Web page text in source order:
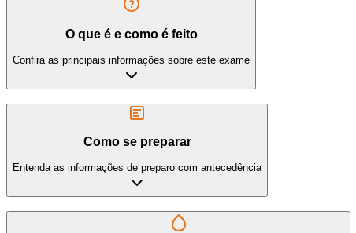
O que é e como é feito
Confira as principais informações sobre este exame
Como se preparar
Entenda as informações de preparo com antecedência